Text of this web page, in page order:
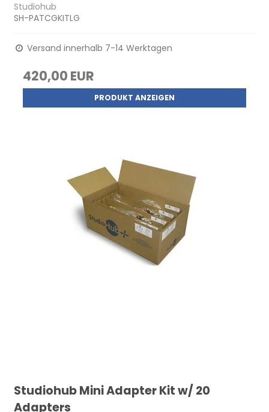
Studiohub
SH-PATCGKITLG
Versand innerhalb 7-14 Werktagen
420,00 EUR
PRODUKT ANZEIGEN
Studiohub Mini Adapter Kit w/ 20
Adapters